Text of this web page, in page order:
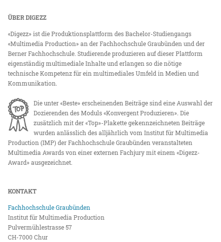
ÜBER DIGEZZ
«Digezz» ist die Produktionsplattform des Bachelor-Studiengangs
«Multimedia Production» an der Fachhochschule Graubünden und der
Berner Fachhochschule. Studierende produzieren auf dieser Plattform
eigenständig multimediale Inhalte und erlangen so die nötige
technische Kompetenz für ein multimediales Umfeld in Medien und
Kommunikation.
Die unter «Beste» erscheinenden Beiträge sind eine Auswahl der
Dozierenden des Moduls «Konvergent Produzieren». Die
zusätzlich mit der «Top»-Plakette gekennzeichneten Beiträge
wurden anlässlich des alljährlich vom Institut für Multimedia
Production (IMP) der Fachhochschule Graubünden veranstalteten
Multimedia Awards von einer externen Fachjury mit einem «Digezz-
Award» ausgezeichnet.
KONTAKT
Fachhochschule Graubünden
Institut für Multimedia Production
Pulvermühlestrasse 57
CH-7000 Chur